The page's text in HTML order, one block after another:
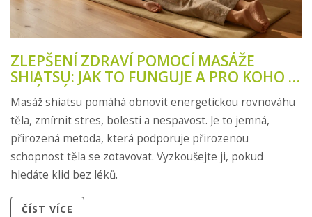
ZLEPŠENÍ ZDRAVÍ POMOCÍ MASÁŽE
SHIATSU: JAK TO FUNGUJE A PRO KOHO JE
IDEÁLNÍ
Masáž shiatsu pomáhá obnovit energetickou rovnováhu
těla, zmírnit stres, bolesti a nespavost. Je to jemná,
přirozená metoda, která podporuje přirozenou
schopnost těla se zotavovat. Vyzkoušejte ji, pokud
hledáte klid bez léků.
ČÍST VÍCE